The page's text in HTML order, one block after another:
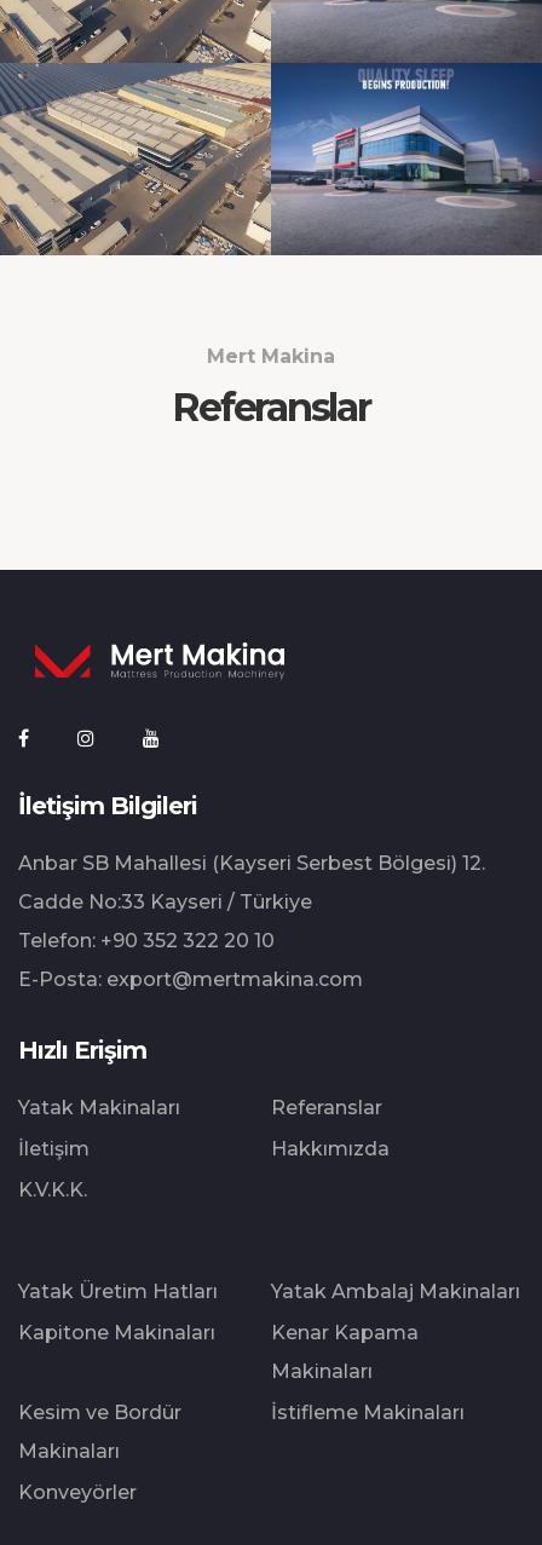
Mert Makina
Referanslar
İletişim Bilgileri
Anbar SB Mahallesi (Kayseri Serbest Bölgesi) 12.⁠
⁠Cadde No:33 Kayseri / Türkiye
Telefon: +90 352 322 20 10
E-Posta: export@mertmakina.com
Hızlı Erişim
Yatak Makinaları
Referanslar
İletişim
Hakkımızda
K.V.K.K.
Yatak Üretim Hatları
Yatak Ambalaj Makinaları
Kapitone Makinaları
Kenar Kapama
Makinaları
Kesim ve Bordür
Makinaları
İstifleme Makinaları
Konveyörler